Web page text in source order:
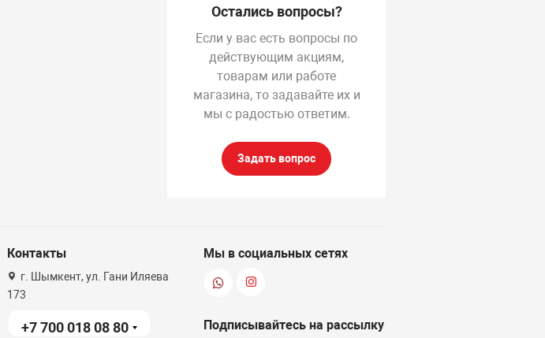
Остались вопросы?
Если у вас есть вопросы по
действующим акциям,
товарам или работе
магазина, то задавайте их и
мы с радостью ответим.
Задать вопрос
Контакты
г. Шымкент, ул. Гани Иляева
173
+7 700 018 08 80
Мы в социальных сетях
Подписывайтесь на рассылку